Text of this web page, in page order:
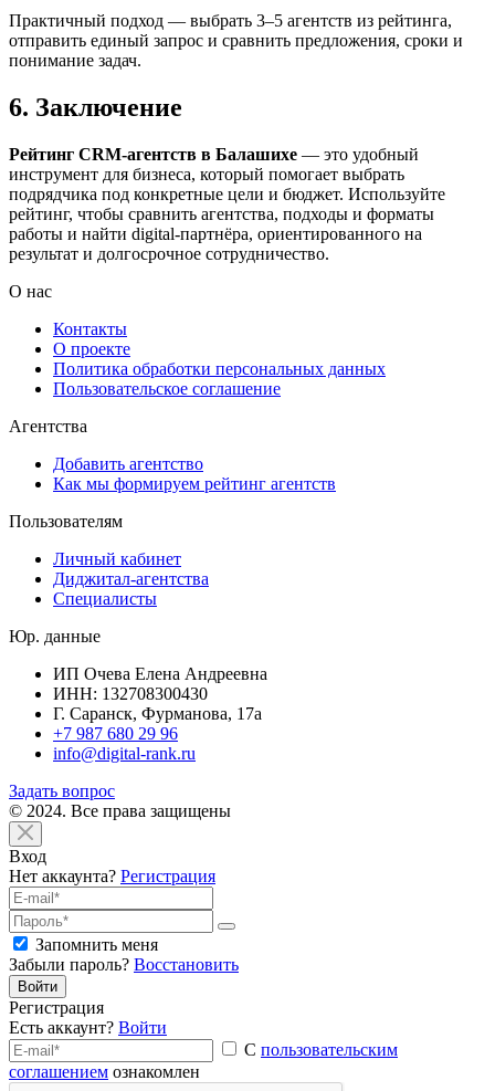
Практичный подход — выбрать 3–5 агентств из рейтинга,
отправить единый запрос и сравнить предложения, сроки и
понимание задач.
6. Заключение
Рейтинг CRM-агентств в Балашихе — это удобный
инструмент для бизнеса, который помогает выбрать
подрядчика под конкретные цели и бюджет. Используйте
рейтинг, чтобы сравнить агентства, подходы и форматы
работы и найти digital-партнёра, ориентированного на
результат и долгосрочное сотрудничество.
О нас
Контакты
О проекте
Политика обработки персональных данных
Пользовательское соглашение
Агентства
Добавить агентство
Как мы формируем рейтинг агентств
Пользователям
Личный кабинет
Диджитал-агентства
Специалисты
Юр. данные
ИП Очева Елена Андреевна
ИНН: 132708300430
Г. Саранск, Фурманова, 17а
+7 987 680 29 96
info@digital-rank.ru
Задать вопрос
© 2024. Все права защищены
Вход
Нет аккаунта? Регистрация
Запомнить меня
Забыли пароль? Восстановить
Войти
Регистрация
Есть аккаунт? Войти
С пользовательским
соглашением ознакомлен